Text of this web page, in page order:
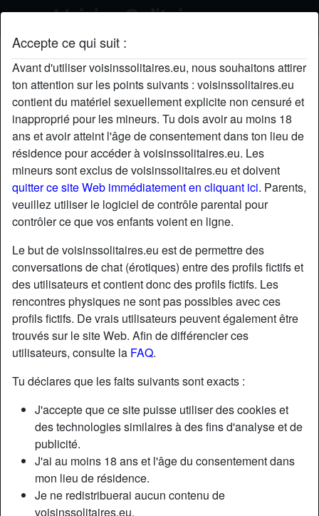
Accepte ce qui suit :
Avant d'utiliser voisinssolitaires.eu, nous souhaitons attirer
ton attention sur les points suivants : voisinssolitaires.eu
contient du matériel sexuellement explicite non censuré et
inapproprié pour les mineurs. Tu dois avoir au moins 18
ans et avoir atteint l'âge de consentement dans ton lieu de
résidence pour accéder à voisinssolitaires.eu. Les
mineurs sont exclus de voisinssolitaires.eu et doivent
quitter ce site Web immédiatement en cliquant ici. Parents,
veuillez utiliser le logiciel de contrôle parental pour
contrôler ce que vos enfants voient en ligne.
Le but de voisinssolitaires.eu est de permettre des
conversations de chat (érotiques) entre des profils fictifs et
des utilisateurs et contient donc des profils fictifs. Les
rencontres physiques ne sont pas possibles avec ces
profils fictifs. De vrais utilisateurs peuvent également être
trouvés sur le site Web. Afin de différencier ces
utilisateurs, consulte la FAQ.
Tu déclares que les faits suivants sont exacts :
J'accepte que ce site puisse utiliser des cookies et
des technologies similaires à des fins d'analyse et de
publicité.
J'ai au moins 18 ans et l'âge du consentement dans
mon lieu de résidence.
Je ne redistribuerai aucun contenu de
voisinssolitaires.eu.
LionessNicollier's profil
starAjouter chatDiscuter !